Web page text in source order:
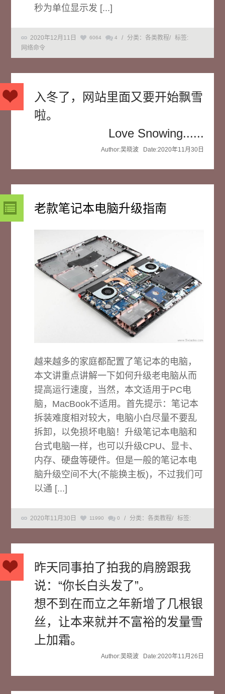
秒为单位显示发 [...]
2020年12月11日 6064 4 / 分类：各类教程/
标签:
网络命令
入冬了，网站里面又要开始飘雪
啦。
Love Snowing......
Author:吴晓波 Date:2020年11月30日
老款笔记本电脑升级指南
越来越多的家庭都配置了笔记本的电脑，
本文讲重点讲解一下如何升级老电脑从而
提高运行速度，当然，本文适用于PC电
脑，MacBook不适用。首先提示：笔记本
拆装难度相对较大，电脑小白尽量不要乱
拆卸，以免损坏电脑！升级笔记本电脑和
台式电脑一样，也可以升级CPU、显卡、
内存、硬盘等硬件。但是一般的笔记本电
脑升级空间不大(不能换主板)，不过我们可
以通 [...]
2020年11月30日 11990 0 / 分类：各类教程/ 标签:
昨天同事拍了拍我的肩膀跟我
说：“你长白头发了”。
想不到在而立之年新增了几根银
丝，让本来就并不富裕的发量雪
上加霜。
Author:吴晓波 Date:2020年11月26日